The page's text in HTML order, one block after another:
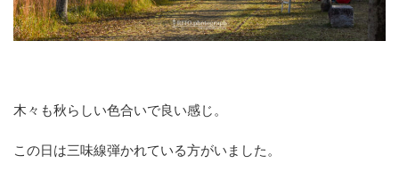
木々も秋らしい色合いで良い感じ。
この日は三味線弾かれている方がいました。